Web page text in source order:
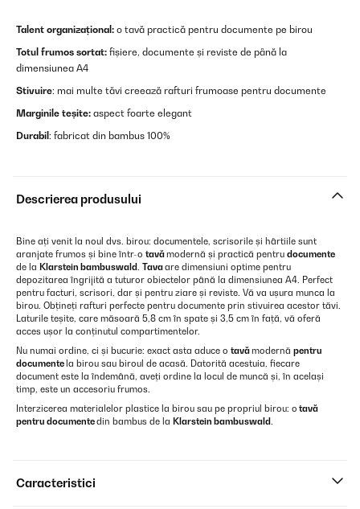
Talent organizațional: o tavă practică pentru documente pe birou
Totul frumos sortat: fișiere, documente și reviste de până la
dimensiunea A4
Stivuire: mai multe tăvi creează rafturi frumoase pentru documente
Marginile teșite: aspect foarte elegant
Durabil : fabricat din bambus 100%
Descrierea produsului
Bine ați venit la noul dvs. birou: documentele, scrisorile și hârtiile sunt
aranjate frumos și bine într-o tavămodernă și practică pentru documente
de la Klarstein bambuswald. Tavaare dimensiuni optime pentru
depozitarea îngrijită a tuturor obiectelor până la dimensiunea A4. Perfect
pentru facturi, scrisori, dar și pentru ziare și reviste. Vă va ușura munca la
birou. Obțineți rafturi perfecte pentru documente prin stivuirea acestor tăvi.
Laturile teșite, care măsoară 5,8 cm în spate și 3,5 cm în față, vă oferă
acces ușor la conținutul compartimentelor.
Nu numai ordine, ci și bucurie: exact asta aduce o tavămodernă pentru
documente la birou sau biroul de acasă. Datorită acestuia, fiecare
document este la îndemână, aveți ordine la locul de muncă și, în același
timp, este un accesoriu frumos.
Interzicerea materialelor plastice la birou sau pe propriul birou: o tavă
pentru documentedin bambus de la Klarstein bambuswald.
Caracteristici